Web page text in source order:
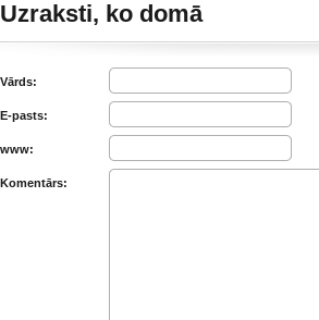
Uzraksti, ko domā
Vārds:
E-pasts:
www:
Komentārs: